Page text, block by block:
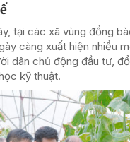
tại các xã vùng đồng
càng xuất hiện nhiều
dân chủ động đầu tư,
kỹ thuật.